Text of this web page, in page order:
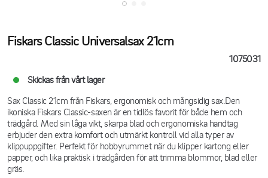
Fiskars Classic Universalsax 21cm
1075031
Skickas från vårt lager
Sax Classic 21cm från Fiskars, ergonomisk och mångsidig sax.Den
ikoniska Fiskars Classic-saxen är en tidlös favorit för både hem och
trädgård. Med sin låga vikt, skarpa blad och ergonomiska handtag
erbjuder den extra komfort och utmärkt kontroll vid alla typer av
klippuppgifter. Perfekt för hobbyrummet när du klipper kartong eller
papper, och lika praktisk i trädgården för att trimma blommor, blad eller
gräs.